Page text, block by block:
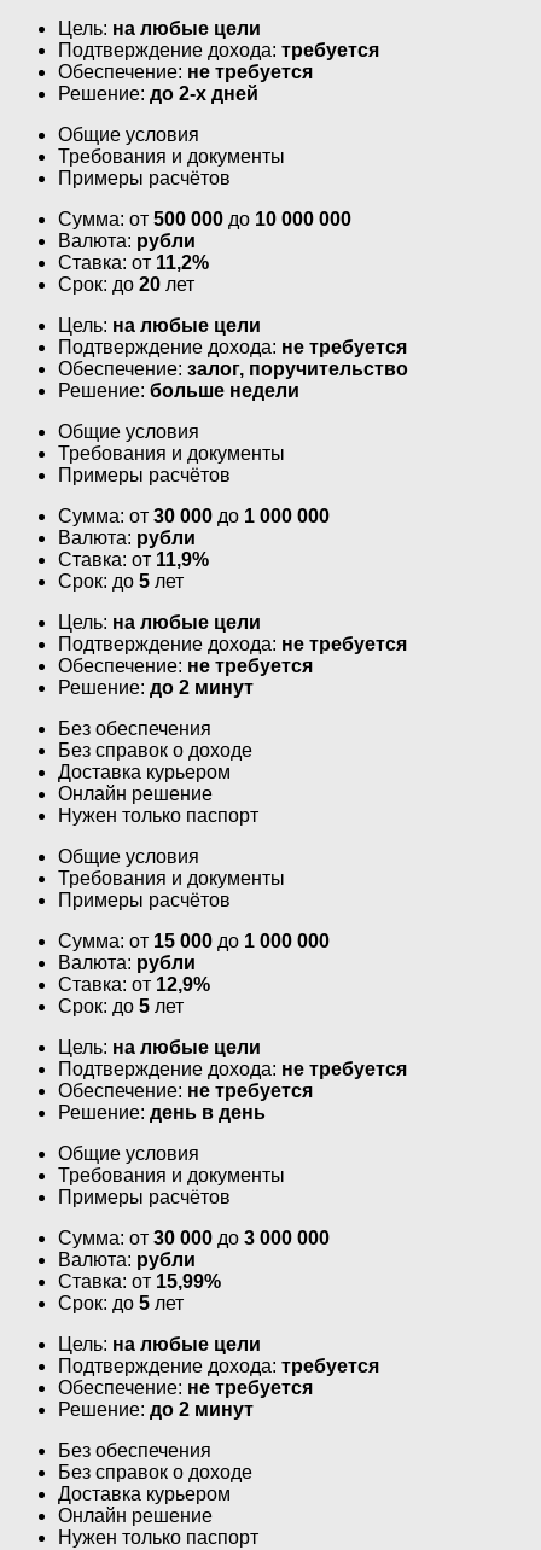
Цель: на любые цели
Подтверждение дохода: требуется
Обеспечение: не требуется
Решение: до 2-х дней
Общие условия
Требования и документы
Примеры расчётов
Сумма: от 500 000 до 10 000 000
Валюта: рубли
Ставка: от 11,2%
Срок: до 20 лет
Цель: на любые цели
Подтверждение дохода: не требуется
Обеспечение: залог, поручительство
Решение: больше недели
Общие условия
Требования и документы
Примеры расчётов
Сумма: от 30 000 до 1 000 000
Валюта: рубли
Ставка: от 11,9%
Срок: до 5 лет
Цель: на любые цели
Подтверждение дохода: не требуется
Обеспечение: не требуется
Решение: до 2 минут
Без обеспечения
Без справок о доходе
Доставка курьером
Онлайн решение
Нужен только паспорт
Общие условия
Требования и документы
Примеры расчётов
Сумма: от 15 000 до 1 000 000
Валюта: рубли
Ставка: от 12,9%
Срок: до 5 лет
Цель: на любые цели
Подтверждение дохода: не требуется
Обеспечение: не требуется
Решение: день в день
Общие условия
Требования и документы
Примеры расчётов
Сумма: от 30 000 до 3 000 000
Валюта: рубли
Ставка: от 15,99%
Срок: до 5 лет
Цель: на любые цели
Подтверждение дохода: требуется
Обеспечение: не требуется
Решение: до 2 минут
Без обеспечения
Без справок о доходе
Доставка курьером
Онлайн решение
Нужен только паспорт